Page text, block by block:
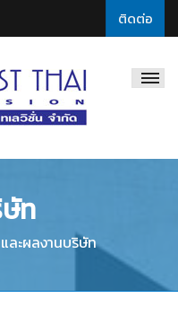
ติดต่อ
ท
ละผลงานบริษัท